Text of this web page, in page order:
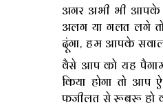
अगर अभी भी आपके
अलग या गलत लगे
दूंगा, हम आपके
वैसे आप को यह
किया होगा तो
फजीलत से रूबरू हो